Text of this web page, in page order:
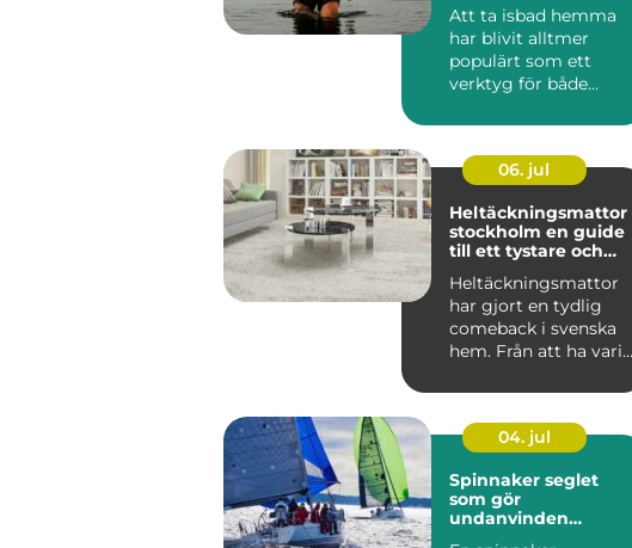
Att ta isbad hemma
har blivit alltmer
populärt som ett
verktyg för både
06. jul
Heltäckningsmattor
stockholm en guide
till ett tystare och
Heltäckningsmattor
har gjort en tydlig
comeback i svenska
hem. Från att ha varit
04. jul
Spinnaker seglet
som gör
undanvinden